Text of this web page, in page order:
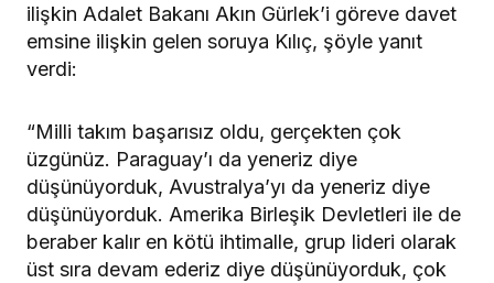
ilişkin Adalet Bakanı Akın Gürlek’i göreve davet
emsine ilişkin gelen soruya Kılıç, şöyle yanıt
verdi:
“Milli takım başarısız oldu, gerçekten çok
üzgünüz. Paraguay’ı da yeneriz diye
düşünüyorduk, Avustralya’yı da yeneriz diye
düşünüyorduk. Amerika Birleşik Devletleri ile de
beraber kalır en kötü ihtimalle, grup lideri olarak
üst sıra devam ederiz diye düşünüyorduk, çok